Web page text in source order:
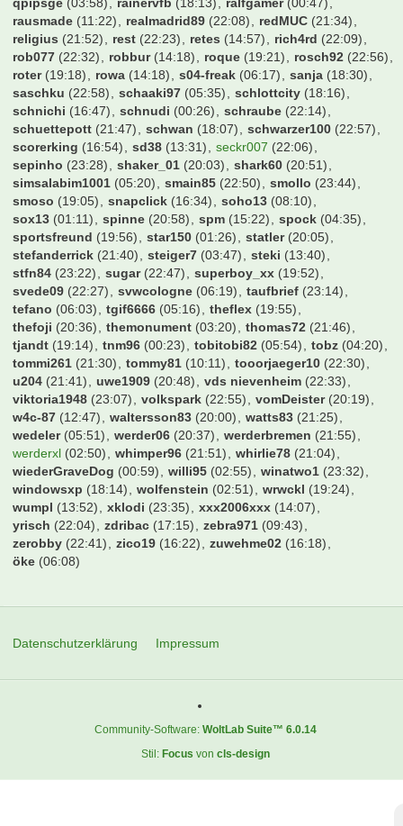
lix83(00:27) liza030(06:05) lokusjoker
(09:41)
lucatoni61(06:06) lucern(14:03) luki94(22:38)
maikdubai(04:50) majestix(23:26) manee(15:58)
manuel87(05:56) marcell07(00:29) marcil09(21:06)
marius2304(00:05) mark126(21:49) markei007 (05:34)
markus84(23:04) markusm1974(13:04) maschi(06:01)
mauritzer(16:18) max229(22:45) maxi_we(00:48)
mecki95(02:36) meisi.mevo(20:29) mensch(11:44)
michel(22:31) michel66 (21:46) mig71(23:26)
mike5476(06:08) milano_2001(20:21) mkas(01:39)
mmsteidl(17:35) mokkatoni(02:50) molokoplus
monte (06:08) mops1980(01:36) mrmicman2000(14:12)
mucfan(22:46) murmel7(13:24) nico5381(21:48)
niggo6(23:51) nittom(21:41) noname(08:59)
nullneuner(23:35) nurderrwe(21:02) okocha90(21:30)
osterbeker(15:14) paddy83(15:37) patrickcrivitz(20:51)
pega(23:27) peksim(23:57) philipp51 (17:39)
podollski92(23:09) popo(05:50) protom(16:38)
qpipsge(03:58) rainervfb(18:13) ralfgamer(00:47)
rausmade (11:22) realmadrid89(22:08) redMUC(21:34)
religius(21:52) rest(22:23) retes(14:57) rich4rd(22:09)
rob077(22:32) robbur(14:18) roque(19:21) rosch92(22:56)
roter(19:18) rowa(14:18) s04-freak (06:17) sanja(18:30)
saschku(22:58) schaaki97(05:35) schlottcity(18:16)
schnichi(16:47) schnudi(00:26) schraube(22:14)
schuettepott(21:47) schwan(18:07) schwarzer100(22:57)
scorerking(16:54) sd38(13:31) seckr007(22:06)
sepinho(23:28) shaker_01(20:03) shark60(20:51)
simsalabim1001(05:20) smain85(22:50) smollo
smoso(19:05) snapclick(16:34) soho13(08:10)
sox13(01:11)
tefano(06:03) tgif6666 (05:16) theflex
tjandt(19:14) tnm96(00:23) tobitobi82(05:54) tobz(04:20)
(10:11)
volkspark
waltersson83(20:00) watts83